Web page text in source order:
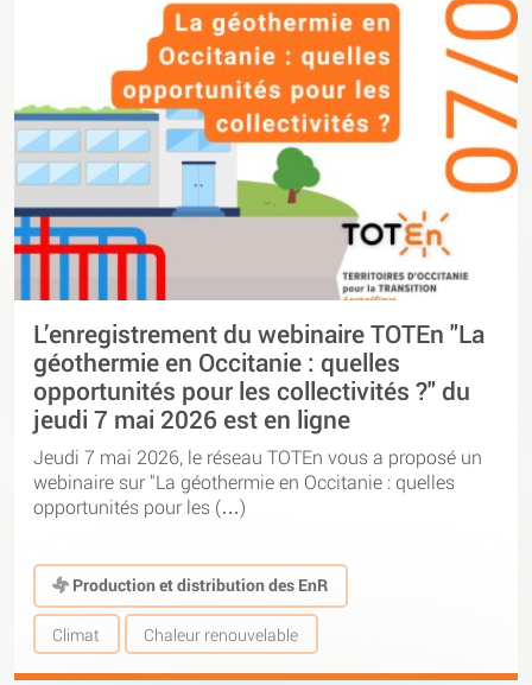
L’enregistrement du webinaire TOTEn "La
géothermie en Occitanie : quelles
opportunités pour les collectivités ?" du
jeudi 7 mai 2026 est en ligne
Jeudi 7 mai 2026, le réseau TOTEn vous a proposé un
webinaire sur "La géothermie en Occitanie : quelles
opportunités pour les (…)
Production et distribution des EnR
Climat Chaleur renouvelable